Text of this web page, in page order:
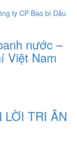
nước –
Việt Nam
LỜI TRI ÂN